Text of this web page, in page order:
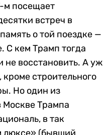
м посещает
встреч в
о той поездке —
С кем Трамп тогда
не восстановить. А уж
строительного
Но один из
Трампа
в так